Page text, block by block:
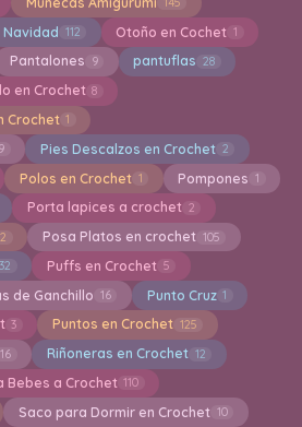
Navidad 112 Otoño en Cochet 1
Pantalones 9 pantuflas 28
en Crochet 8
Crochet 1
Pies Descalzos en Crochet 2
Polos en Crochet 1 Pompones 1
Porta lapices a crochet 2
2 Posa Platos en crochet 105
Puffs en Crochet 5
de Ganchillo 16 Punto Cruz 1
3 Puntos en Crochet 125
16 Riñoneras en Crochet 12
Bebes a Crochet 110
Saco para Dormir en Crochet 10